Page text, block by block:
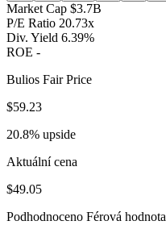
Market Cap $3.7B
P/E Ratio 20.73x
Div. Yield 6.39%
ROE -
Bulios Fair Price
$59.23
20.8% upside
Aktuální cena
$49.05
Podhodnoceno Férová hodnota